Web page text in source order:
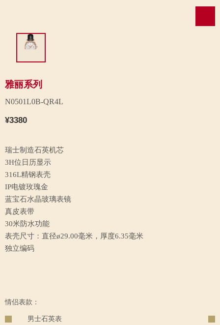
雅丽系列
N0501L0B-QR4L
¥3380
瑞士制造石英机芯
3H位日历显示
316L精钢表壳
IP电镀玫瑰金
蓝宝石水晶玻璃表镜
真皮表带
30米防水功能
表壳尺寸：直径ø29.00毫米，厚度6.35毫米
独立编码
情侣表款：
男士石英表